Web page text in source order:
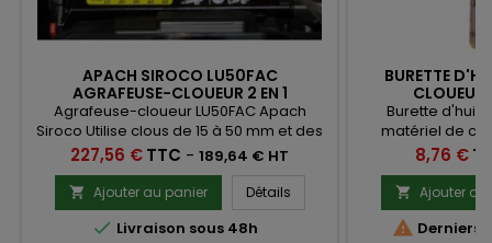
APACH SIROCO LU50FAC
AGRAFEUSE-CLOUEUR 2 EN 1
Agrafeuse-cloueur LU50FAC Apach
Siroco Utilise clous de 15 à 50 mm et des
agrafes de 15 à 40 mm
Prix
227,56 €TTC - 189,64 € HT
 Ajouter au panier Détails
 Livraison sous 48h
BURETTE
CLOUEUR
Burette
matériel de
Prix
8,76 €
 Ajouter au
 Derniers